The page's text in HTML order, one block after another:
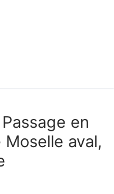
en
Moselle aval,